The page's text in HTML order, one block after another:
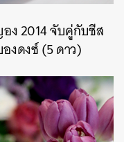
อง 2014 จับคู่กับชีส
งดงซ์ (5 ดาว)